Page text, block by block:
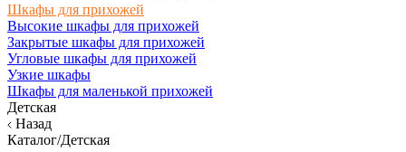
Шкафы для прихожей
Высокие шкафы для прихожей
Закрытые шкафы для прихожей
Угловые шкафы для прихожей
Узкие шкафы
Шкафы для маленькой прихожей
Детская
Назад
Каталог/Детская